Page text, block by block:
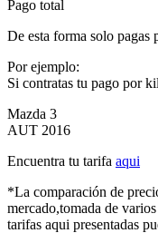
Pago total
De esta forma solo pagas
Por ejemplo:
Si contratas tu pago por
Mazda 3
AUT 2016
Encuentra tu tarifa aqui
*La comparación de
mercado,tomada de
tarifas aqui presentadas